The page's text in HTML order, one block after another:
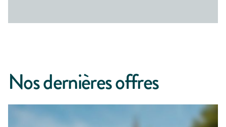
Nos dernières offres